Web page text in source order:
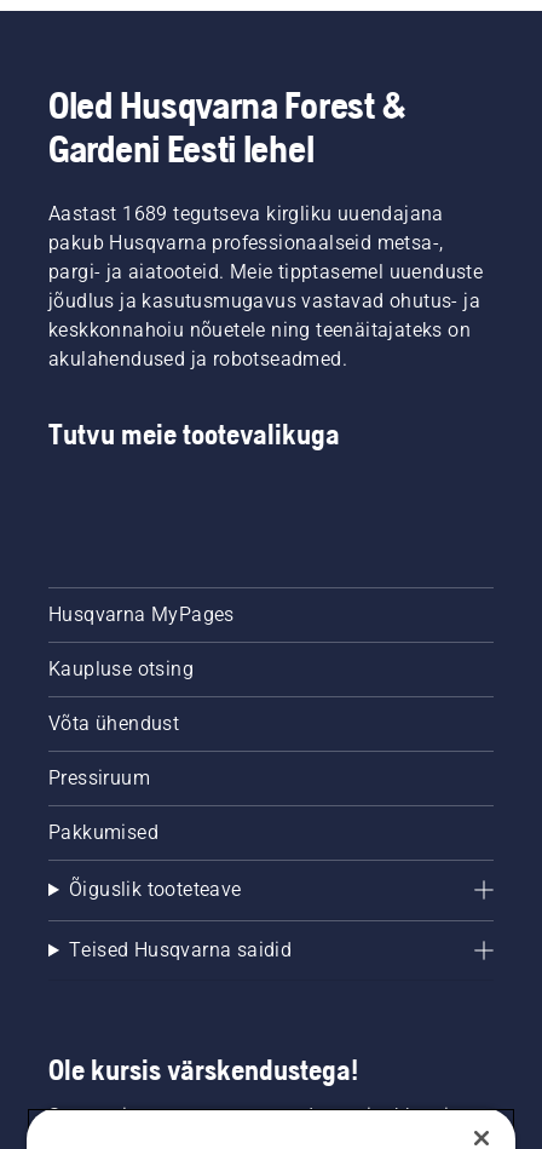
Oled Husqvarna Forest &
Gardeni Eesti lehel
Aastast 1689 tegutseva kirgliku uuendajana
pakub Husqvarna professionaalseid metsa-,
pargi- ja aiatooteid. Meie tipptasemel uuenduste
jõudlus ja kasutusmugavus vastavad ohutus- ja
keskkonnahoiu nõuetele ning teenäitajateks on
akulahendused ja robotseadmed.
Tutvu meie tootevalikuga
Husqvarna MyPages
Kaupluse otsing
Võta ühendust
Pressiruum
Pakkumised
Õiguslik tooteteave
Teised Husqvarna saidid
Ole kursis värskendustega!
Saa uusimat teavet uute toodete, eripakkumiste